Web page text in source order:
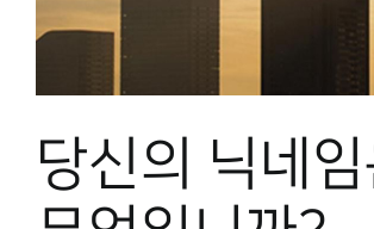
박물관 홈페이지
당신의 닉네